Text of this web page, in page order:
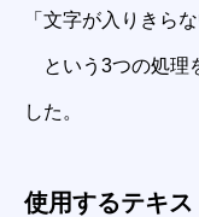
「文字が入りきら
という3つの処理
した。
使用するテキス